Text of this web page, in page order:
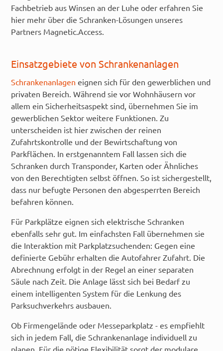
Fachbetrieb aus Winsen an der Luhe oder erfahren Sie
hier mehr über die Schranken-Lösungen unseres
Partners Magnetic.Access.
Einsatzgebiete von Schrankenanlagen
Schrankenanlagen eignen sich für den gewerblichen und
privaten Bereich. Während sie vor Wohnhäusern vor
allem ein Sicherheitsaspekt sind, übernehmen Sie im
gewerblichen Sektor weitere Funktionen. Zu
unterscheiden ist hier zwischen der reinen
Zufahrtskontrolle und der Bewirtschaftung von
Parkflächen. In erstgenanntem Fall lassen sich die
Schranken durch Transponder, Karten oder Ähnliches
von den Berechtigten selbst öffnen. So ist sichergestellt,
dass nur befugte Personen den abgesperrten Bereich
befahren können.
Für Parkplätze eignen sich elektrische Schranken
ebenfalls sehr gut. Im einfachsten Fall übernehmen sie
die Interaktion mit Parkplatzsuchenden: Gegen eine
definierte Gebühr erhalten die Autofahrer Zufahrt. Die
Abrechnung erfolgt in der Regel an einer separaten
Säule nach Zeit. Die Anlage lässt sich bei Bedarf zu
einem intelligenten System für die Lenkung des
Parksuchverkehrs ausbauen.
Ob Firmengelände oder Messeparkplatz - es empfiehlt
sich in jedem Fall, die Schrankenanlage individuell zu
planen. Für die nötige Flexibilität sorgt der modulare